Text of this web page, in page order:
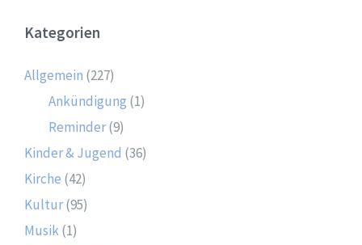
Kategorien
Allgemein (227)
Ankündigung (1)
Reminder(9)
Kinder & Jugend (36)
Kirche (42)
Kultur(95)
Musik(1)